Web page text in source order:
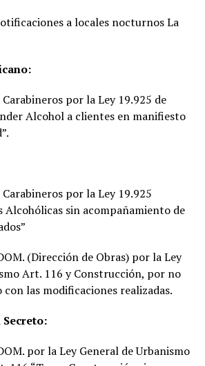
a locales nocturnos La
por la Ley 19.925 de
Alcohol a clientes en manifiesto
por la Ley 19.925
Alcohólicas sin acompañamiento de
(Dirección de Obras) por la Ley
Art. 116 y Construcción, por no
las modificaciones realizadas.
por la Ley General de Urbanismo